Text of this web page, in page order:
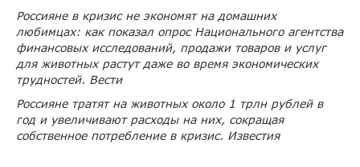
Россияне в кризис не экономят на домашних
любимцах: как показал опрос Национального агентства
финансовых исследований, продажи товаров и услуг
для животных растут даже во время экономических
трудностей. Вести
Россияне тратят на животных около 1 трлн рублей в
год и увеличивают расходы на них, сокращая
собственное потребление в кризис. Известия